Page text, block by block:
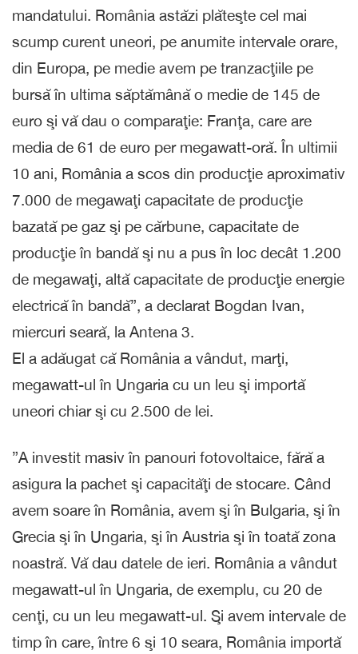
mandatului. România astăzi plăteşte cel mai
scump curent uneori, pe anumite intervale orare,
din Europa, pe medie avem pe tranzacţiile pe
bursă în ultima săptămână o medie de 145 de
euro şi vă dau o comparaţie: Franţa, care are
media de 61 de euro per megawatt-oră. În ultimii
10 ani, România a scos din producţie aproximativ
7.000 de megawaţi capacitate de producţie
bazată pe gaz şi pe cărbune, capacitate de
producţie în bandă şi nu a pus în loc decât 1.200
de megawaţi, altă capacitate de producţie energie
electrică în bandă”, a declarat Bogdan Ivan,
miercuri seară, la Antena 3.
El a adăugat că România a vândut, marţi,
megawatt-ul în Ungaria cu un leu şi importă
uneori chiar şi cu 2.500 de lei.
”A investit masiv în panouri fotovoltaice, fără a
asigura la pachet şi capacităţi de stocare. Când
avem soare în România, avem şi în Bulgaria, şi în
Grecia şi în Ungaria, şi în Austria şi în toată zona
noastră. Vă dau datele de ieri. România a vândut
megawatt-ul în Ungaria, de exemplu, cu 20 de
cenţi, cu un leu megawatt-ul. Şi avem intervale de
timp în care, între 6 şi 10 seara, România importă